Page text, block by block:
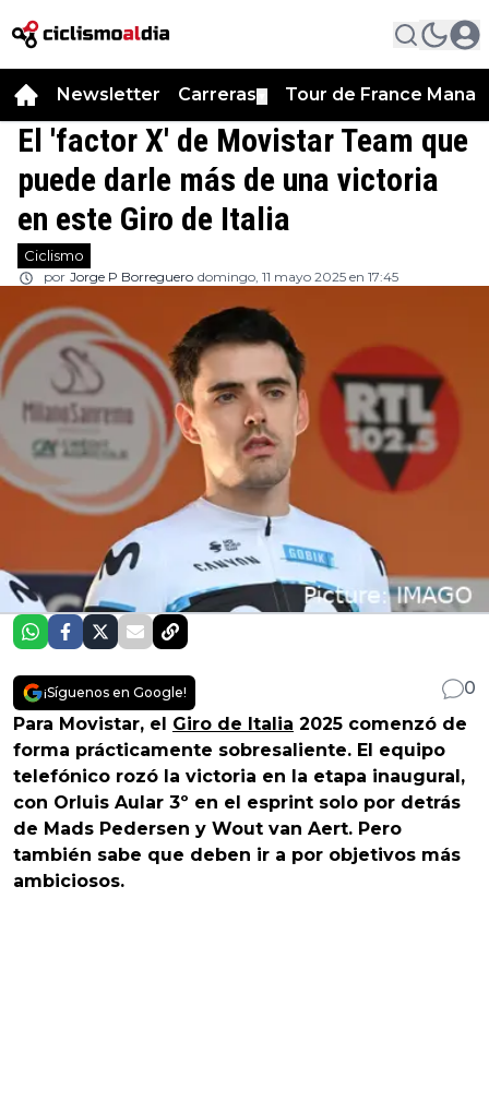
Newsletter Carreras Tour de France
El 'factor X' de Movistar Team que
puede darle más de una victoria
en este Giro de Italia
Ciclismo
por Jorge P Borreguero domingo, 11 mayo 2025 en 17:45
¡Síguenos en Google!
0
Para Movistar, el Giro de Italia 2025 comenzó de
forma prácticamente sobresaliente. El equipo
telefónico rozó la victoria en la etapa inaugural,
con Orluis Aular 3º en el esprint solo por detrás
de Mads Pedersen y Wout van Aert. Pero
también sabe que deben ir a por objetivos más
ambiciosos.